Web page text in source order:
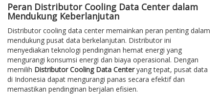
Peran Distributor Cooling Data Center dalam
Mendukung Keberlanjutan
Distributor cooling data center memainkan peran penting dalam
mendukung pusat data berkelanjutan. Distributor ini
menyediakan teknologi pendinginan hemat energi yang
mengurangi konsumsi energi dan biaya operasional. Dengan
memilih Distributor Cooling Data Centeryang tepat, pusat data
di Indonesia dapat mengurangi panas secara efektif dan
memastikan pendinginan berjalan efisien.